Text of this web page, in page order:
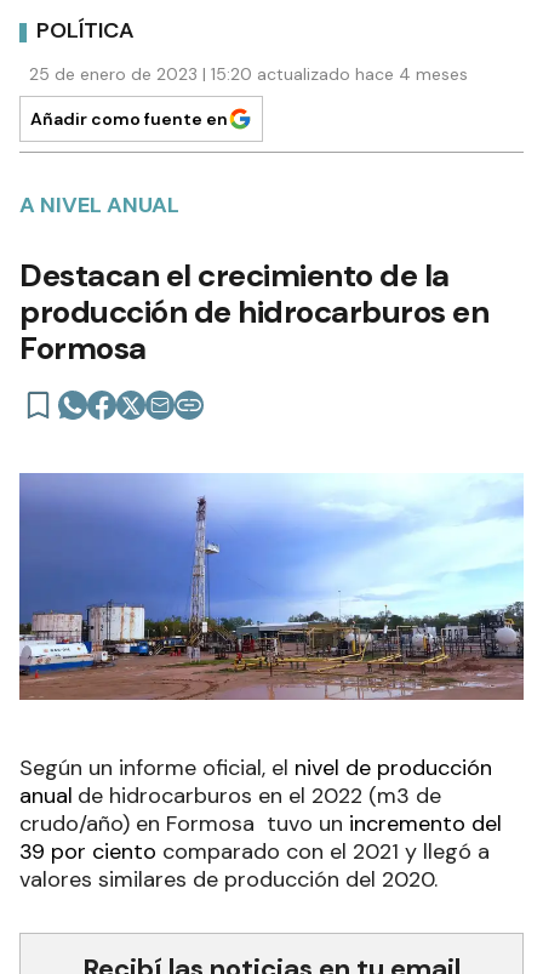
POLÍTICA
25 de enero de 2023 | 15:20 actualizado hace 4 meses
Añadir como fuente en
A NIVEL ANUAL
Destacan el crecimiento de la
producción de hidrocarburos en
Formosa
Según un informe oficial, el nivel de producción
anual de hidrocarburos en el 2022 (m3 de
crudo/año) en Formosa tuvo un incremento del
39 por ciento comparado con el 2021 y llegó a
valores similares de producción del 2020.